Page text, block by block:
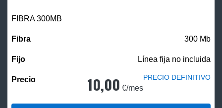
FIBRA 300MB
300 Mb
Línea fija no incluida
10,00 €/mes
PRECIO DEFINITIVO